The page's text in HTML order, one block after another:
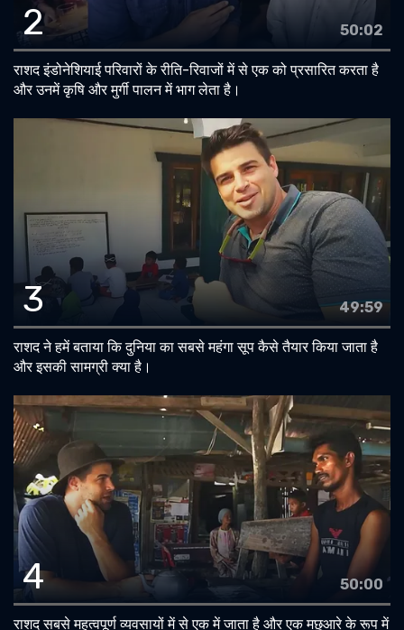
2 50:02
राशद इंडोनेशियाई परिवारों के रीति-रिवाजों में से एक को प्रसारित करता है
और उनमें कृषि और मुर्गी पालन में भाग लेता है।
3 49:59
राशद ने हमें बताया कि दुनिया का सबसे महंगा सूप कैसे तैयार किया जाता है
और इसकी सामग्री क्या है।
4 50:00
राशद सबसे महत्वपूर्ण व्यवसायों में से एक में जाता है और एक मछुआरे के रूप में